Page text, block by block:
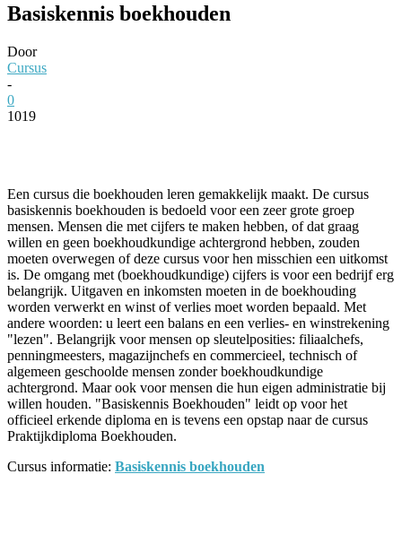
Basiskennis boekhouden
Door
Cursus
-
0
1019
Een cursus die boekhouden leren gemakkelijk maakt. De cursus
basiskennis boekhouden is bedoeld voor een zeer grote groep
mensen. Mensen die met cijfers te maken hebben, of dat graag
willen en geen boekhoudkundige achtergrond hebben, zouden
moeten overwegen of deze cursus voor hen misschien een uitkomst
is. De omgang met (boekhoudkundige) cijfers is voor een bedrijf erg
belangrijk. Uitgaven en inkomsten moeten in de boekhouding
worden verwerkt en winst of verlies moet worden bepaald. Met
andere woorden: u leert een balans en een verlies- en winstrekening
"lezen". Belangrijk voor mensen op sleutelposities: filiaalchefs,
penningmeesters, magazijnchefs en commercieel, technisch of
algemeen geschoolde mensen zonder boekhoudkundige
achtergrond. Maar ook voor mensen die hun eigen administratie bij
willen houden. "Basiskennis Boekhouden" leidt op voor het
officieel erkende diploma en is tevens een opstap naar de cursus
Praktijkdiploma Boekhouden.
Cursus informatie: Basiskennis boekhouden